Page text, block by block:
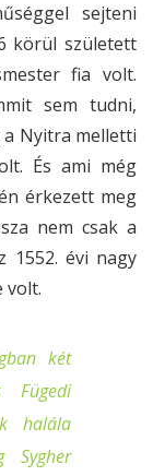
sejteni
körül született
fia volt.
sem tudni,
Nyitra melletti
És ami még
érkezett meg
nem csak a
1552. évi nagy
volt.
két
halála
Sygher